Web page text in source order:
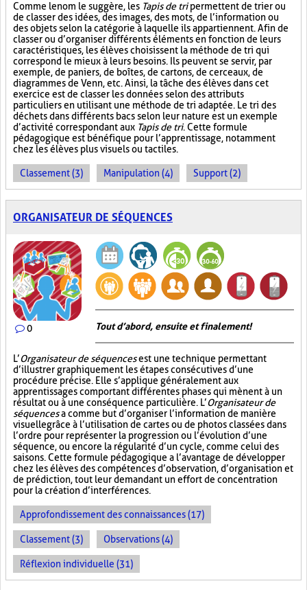
Comme le nom le suggère, les Tapis de tripermettent de trier ou
de classer des idées, des images, des mots, de l’information ou
des objets selon la catégorie à laquelle ils appartiennent. Afin de
classer ou d’organiser différents éléments en fonction de leurs
caractéristiques, les élèves choisissent la méthode de tri qui
correspond le mieux à leurs besoins. Ils peuvent se servir, par
exemple, de paniers, de boîtes, de cartons, de cerceaux, de
diagrammes de Venn, etc. Ainsi, la tâche des élèves dans cet
exercice est de classer les données selon des attributs
particuliers en utilisant une méthode de tri adaptée. Le tri des
déchets dans différents bacs selon leur nature est un exemple
d’activité correspondant aux Tapis de tri. Cette formule
pédagogique est bénéfique pour l’apprentissage, notamment
chez les élèves plus visuels ou tactiles.
Classement (3) Manipulation (4) Support (2)
ORGANISATEUR DE SÉQUENCES
0 Tout d’abord, ensuite et finalement!
L’Organisateur de séquencesest une technique permettant
d’illustrer graphiquement les étapes consécutives d’une
procédure précise. Elle s’applique généralement aux
apprentissages comportant différentes phases qui mènent à un
résultat ou à une conséquence particulière. L’Organisateur de
séquencesa comme but d’organiser l’information de manière
visuellegrâce à l’utilisation de cartes ou de photos classées dans
l’ordre pour représenter la progression ou l’évolution d’une
séquence, ou encore la régularité d’un cycle, comme celui des
saisons. Cette formule pédagogique a l’avantage de développer
chez les élèves des compétences d’observation, d’organisation et
de prédiction, tout leur demandant un effort de concentration
pour la création d’interférences.
Approfondissement des connaissances (17)
Classement (3) Observations (4)
Réflexion individuelle (31)